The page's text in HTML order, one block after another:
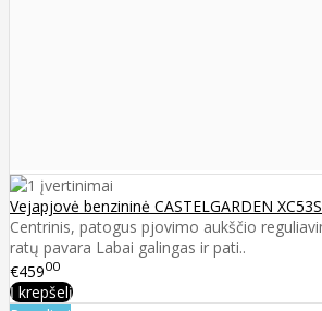
Vejapjovė benzininė CASTELGARDEN
Centrinis, patogus pjovimo aukščio
ratų pavara Labai galingas ir pati..
€45900
Į krepšelį